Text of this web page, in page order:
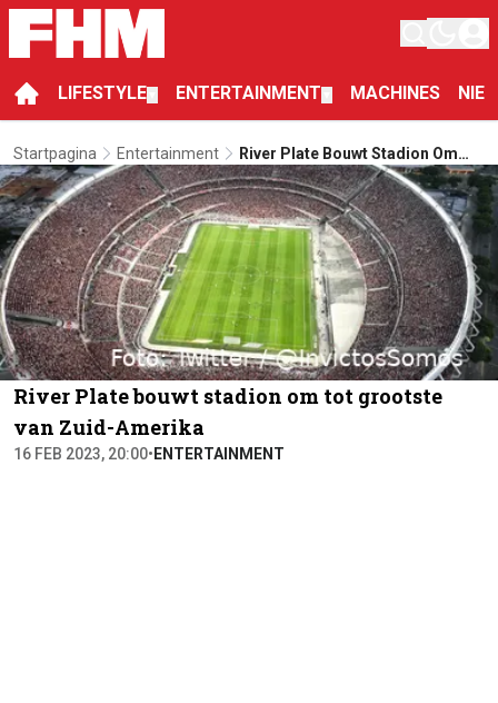
LIFESTYLE ENTERTAINMENT MACHINES
Startpagina Entertainment
River Plate Bouwt Stadion Om
Tot Grootste Van Zuid-Amerika
River Plate bouwt stadion om tot grootste
van Zuid-Amerika
16 FEB 2023, 20:00• ENTERTAINMENT